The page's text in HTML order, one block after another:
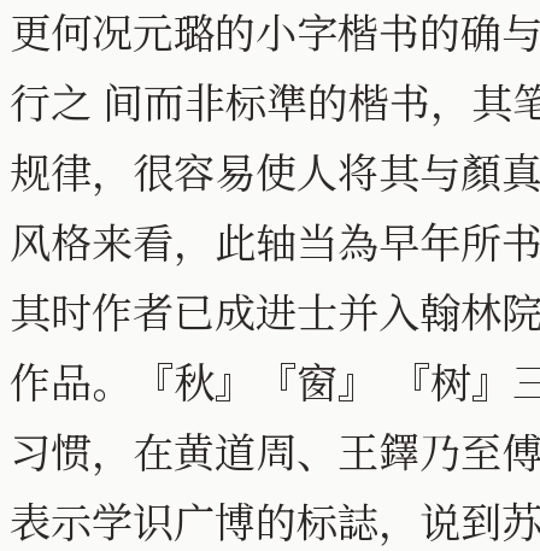
更何况元璐的小字楷书的确
行之 间而非标準的楷书，其
规律，很容易使人将其与顏
风格来看，此轴当為早年所
其时作者已成进士并入翰林
作品。『秋』『窗』 『树』
习惯，在黄道周、王鐸乃至
表示学识广博的标誌，说到